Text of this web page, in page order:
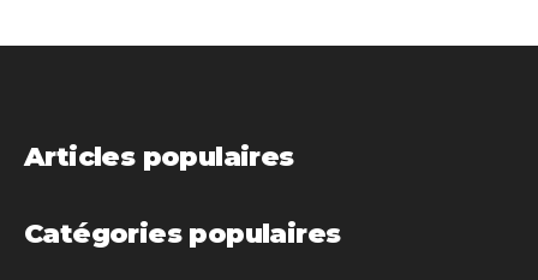
Articles populaires
Catégories populaires